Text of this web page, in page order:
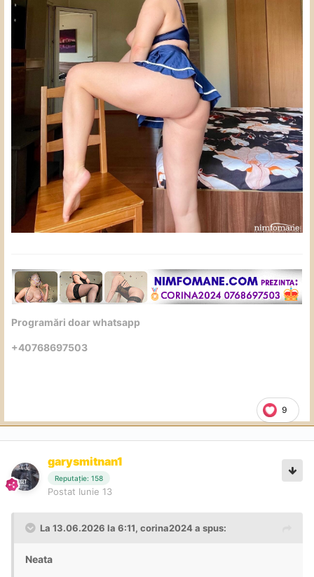
9
Programări doar whatsapp
+40768697503
garysmitnan1
Reputație: 158
Postat Iunie 13
La 13.06.2026 la 6:11, corina2024a spus:
Neata